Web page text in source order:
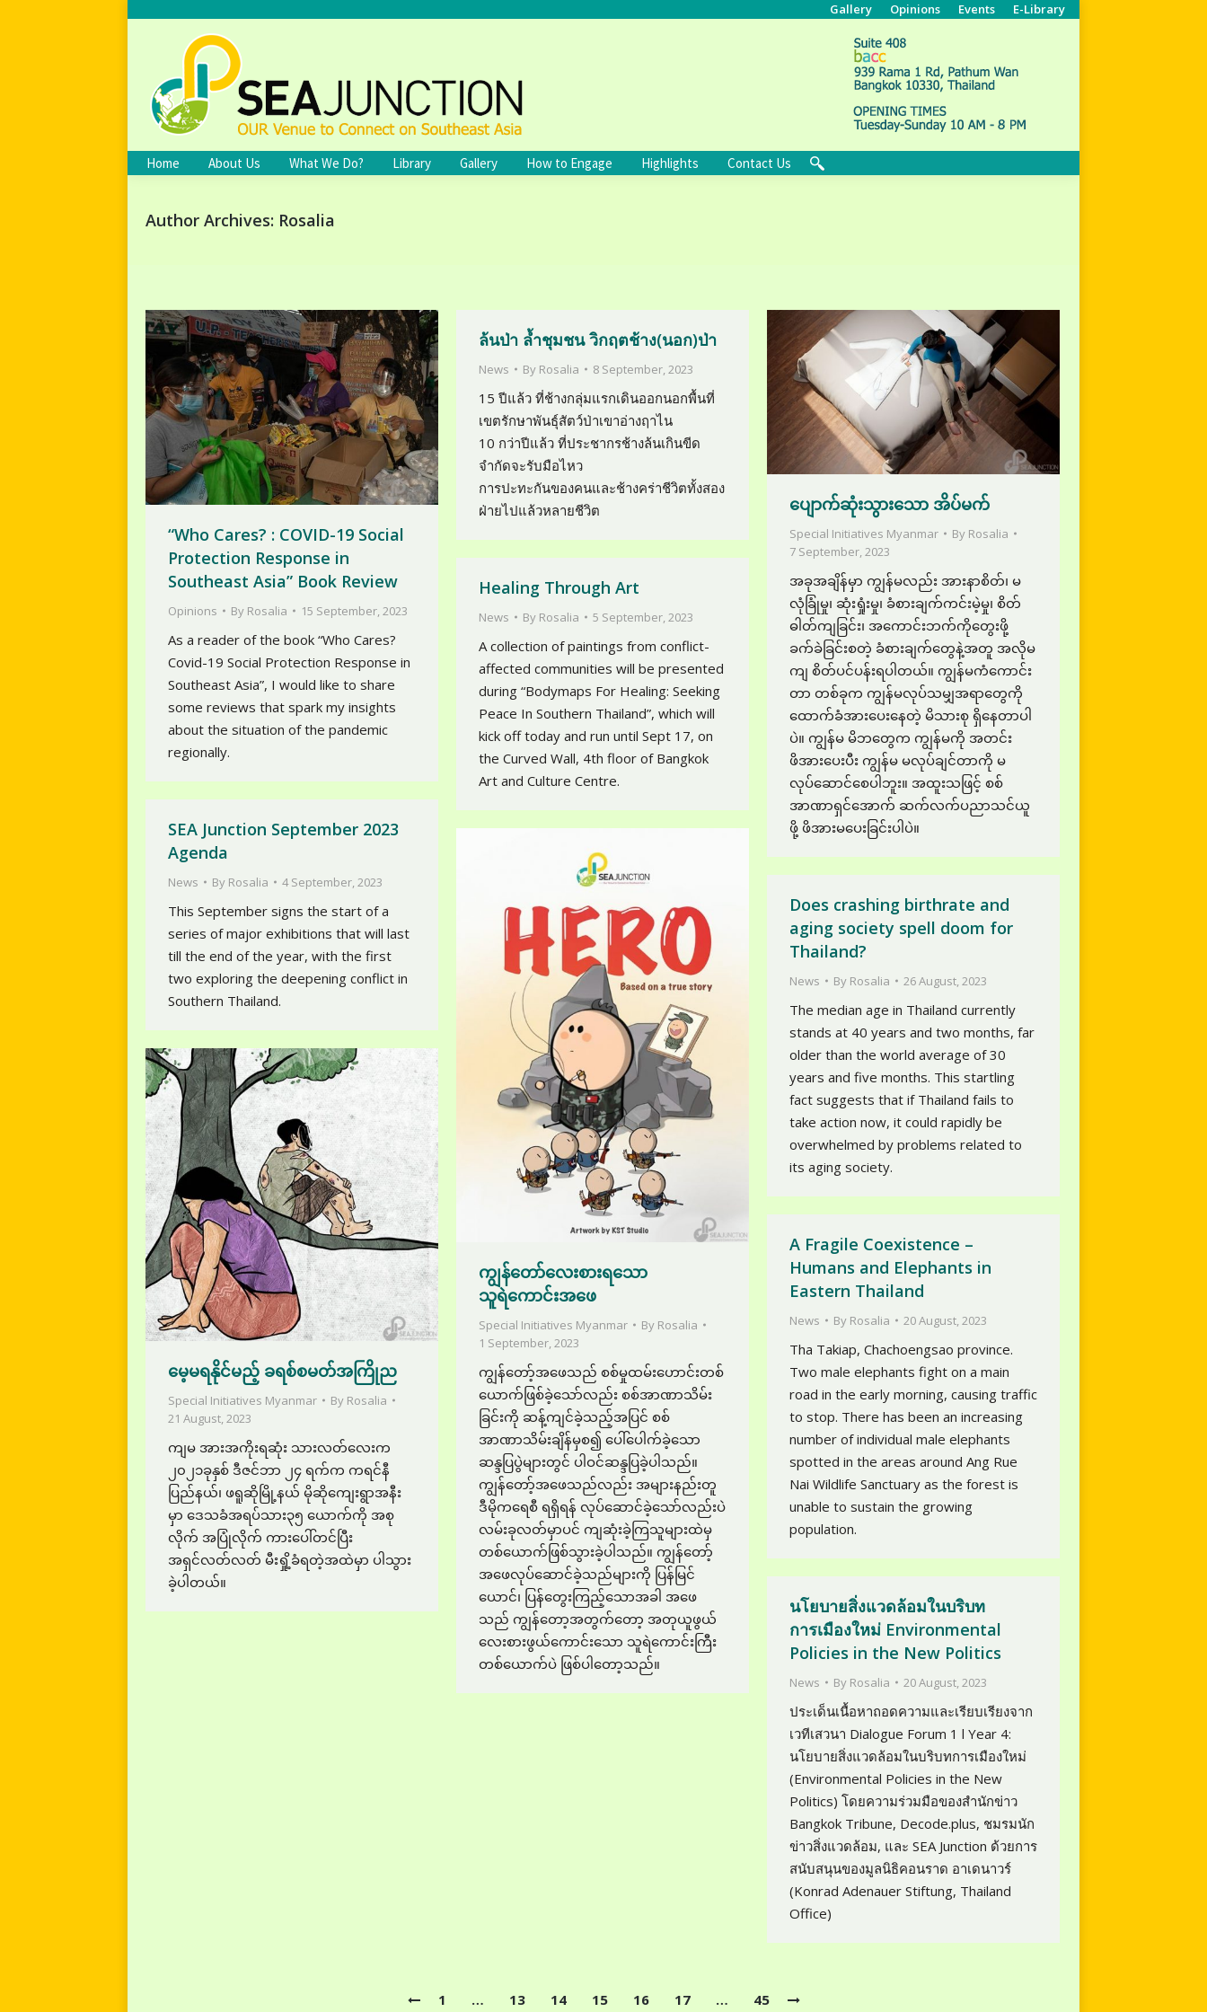
Gallery Opinions Events E-Library
Home About Us What We Do? Library Gallery How to Engage Highlights Contact Us Search:
Author Archives: Rosalia
“Who Cares? : COVID-19 Social
Protection Response in
Southeast Asia” Book Review
Opinions By Rosalia 15 September, 2023
As a reader of the book “Who Cares?
Covid-19 Social Protection Response in
Southeast Asia”, I would like to share
some reviews that spark my insights
about the situation of the pandemic
regionally.
ล้นป่า ล้ำชุมชน วิกฤตช้าง(นอก)ป่า
News By Rosalia 8 September, 2023
15 ปีแล้ว ที่ช้างกลุ่มแรกเดินออกนอกพื้นที่
เขตรักษาพันธุ์สัตว์ป่าเขาอ่างฤาไน
10 กว่าปีแล้ว ที่ประชากรช้างล้นเกินขีด
จำกัดจะรับมือไหว
การปะทะกันของคนและช้างคร่าชีวิตทั้งสอง
ฝ่ายไปแล้วหลายชีวิต
ပျောက်ဆုံးသွားသော အိပ်မက်
Special Initiatives Myanmar By Rosalia
7 September, 2023
အခုအချိန်မှာ ကျွန်မလည်း အားနာစိတ်၊ မ
လုံခြုံမှု၊ ဆုံးရှုံးမှု၊ ခံစားချက်ကင်းမဲ့မှု၊ စိတ်
ဓါတ်ကျခြင်း၊ အကောင်းဘက်ကိုတွေးဖို့
ခက်ခဲခြင်းစတဲ့ ခံစားချက်တွေနဲ့အတူ အလိုမ
ကျ စိတ်ပင်ပန်းရပါတယ်။ ကျွန်မကံကောင်း
တာ တစ်ခုက ကျွန်မလုပ်သမျှအရာတွေကို
ထောက်ခံအားပေးနေတဲ့ မိသားစု ရှိနေတာပါ
ပဲ။ ကျွန်မ မိဘတွေက ကျွန်မကို အတင်း
ဖိအားပေးပီး ကျွန်မ မလုပ်ချင်တာကို မ
လုပ်ဆောင်စေပါဘူး။ အထူးသဖြင့် စစ်
အာဏာရှင်အောက် ဆက်လက်ပညာသင်ယူ
ဖို့ ဖိအားမပေးခြင်းပါပဲ။
Healing Through Art
News By Rosalia 5 September, 2023
A collection of paintings from conflict-
affected communities will be presented
during “Bodymaps For Healing: Seeking
Peace In Southern Thailand”, which will
kick off today and run until Sept 17, on
the Curved Wall, 4th floor of Bangkok
Art and Culture Centre.
SEA Junction September 2023
Agenda
News By Rosalia 4 September, 2023
This September signs the start of a
series of major exhibitions that will last
till the end of the year, with the first
two exploring the deepening conflict in
Southern Thailand.
ကျွန်တော်လေးစားရသော
သူရဲကောင်းအဖေ
Special Initiatives Myanmar By Rosalia
1 September, 2023
ကျွန်တော့်အဖေသည် စစ်မှုထမ်းဟောင်းတစ်
ယောက်ဖြစ်ခဲ့သော်လည်း စစ်အာဏာသိမ်း
ခြင်းကို ဆန့်ကျင်ခဲ့သည့်အပြင် စစ်
အာဏာသိမ်းချိန်မှစ၍ ပေါ်ပေါက်ခဲ့သော
ဆန္ဒပြပွဲများတွင် ပါဝင်ဆန္ဒပြခဲ့ပါသည်။
ကျွန်တော့်အဖေသည်လည်း အများနည်းတူ
ဒီမိုကရေစီ ရရှိရန် လုပ်ဆောင်ခဲ့သော်လည်းပဲ
လမ်းခုလတ်မှာပင် ကျဆုံးခဲ့ကြသူများထဲမှ
တစ်ယောက်ဖြစ်သွားခဲ့ပါသည်။ ကျွန်တော့်
အဖေလုပ်ဆောင်ခဲ့သည်များကို ပြန်မြင်
ယောင်၊ ပြန်တွေးကြည့်သောအခါ အဖေ
သည် ကျွန်တော့အတွက်တော့ အတုယူဖွယ်
လေးစားဖွယ်ကောင်းသော သူရဲကောင်းကြီး
တစ်ယောက်ပဲ ဖြစ်ပါတော့သည်။
Does crashing birthrate and
aging society spell doom for
Thailand?
News By Rosalia 26 August, 2023
The median age in Thailand currently
stands at 40 years and two months, far
older than the world average of 30
years and five months. This startling
fact suggests that if Thailand fails to
take action now, it could rapidly be
overwhelmed by problems related to
its aging society.
မေ့မရနိုင်မည့် ခရစ်စမတ်အကြိုည
Special Initiatives Myanmar By Rosalia
21 August, 2023
ကျမ အားအကိုးရဆုံး သားလတ်လေးက
၂၀၂၁ခုနှစ် ဒီဇင်ဘာ ၂၄ ရက်က ကရင်နီ
ပြည်နယ်၊ ဖရူဆိုမြို့နယ် မိုဆိုကျေးရွာအနီး
မှာ ဒေသခံအရပ်သား၃၅ ယောက်ကို အစု
လိုက် အပြုံလိုက် ကားပေါ်တင်ပြီး
အရှင်လတ်လတ် မီးရှို့ခံရတဲ့အထဲမှာ ပါသွား
ခဲ့ပါတယ်။
A Fragile Coexistence –
Humans and Elephants in
Eastern Thailand
News By Rosalia 20 August, 2023
Tha Takiap, Chachoengsao province.
Two male elephants fight on a main
road in the early morning, causing traffic
to stop. There has been an increasing
number of individual male elephants
spotted in the areas around Ang Rue
Nai Wildlife Sanctuary as the forest is
unable to sustain the growing
population.
นโยบายสิ่งแวดล้อมในบริบท
การเมืองใหม่ Environmental
Policies in the New Politics
News By Rosalia 20 August, 2023
ประเด็นเนื้อหาถอดความและเรียบเรียงจาก
เวทีเสวนา Dialogue Forum 1 l Year 4:
นโยบายสิ่งแวดล้อมในบริบทการเมืองใหม่
(Environmental Policies in the New
Politics) โดยความร่วมมือของสำนักข่าว
Bangkok Tribune, Decode.plus, ชมรมนัก
ข่าวสิ่งแวดล้อม, และ SEA Junction ด้วยการ
สนับสนุนของมูลนิธิคอนราด อาเดนาวร์
(Konrad Adenauer Stiftung, Thailand
Office)
1 … 13 14 15 16 17 … 45